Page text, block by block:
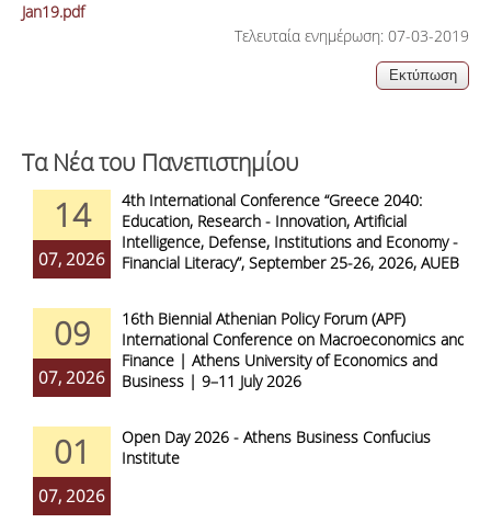
Jan19.pdf
Τελευταία ενημέρωση: 07-03-2019
Τα Νέα του Πανεπιστημίου
14
07, 2026
4th International Conference “Greece 2040:
Education, Research - Innovation, Artificial
Intelligence, Defense, Institutions and Economy -
Financial Literacy”, September 25-26, 2026, AUEB
09
07, 2026
16th Biennial Athenian Policy Forum (APF)
International Conference on Macroeconomics and
Finance | Athens University of Economics and
Business | 9–11 July 2026
01
07, 2026
Open Day 2026 - Athens Business Confucius
Institute